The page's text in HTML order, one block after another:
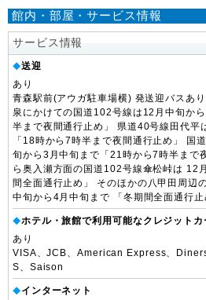
館内・部屋・サービス情報
サービス情報
◆送迎
あり
青森駅前(アウガ駐車場横) 発送迎バスあ
泉にかけての国道102号線は12月中旬か
半まで夜間通行止め」 県道40号線田代平
「18時から7時半まで夜間通行止め」 国
旬から3月中旬まで「21時から7時半まで
ら奥入瀬方面の国道102号線傘松峠は 12
間全面通行止め」 そのほかの八甲田周辺
中旬から4月中旬まで 「冬期間全面通行止
◆ホテル・旅館で利用可能なクレジットカ
あり
VISA、JCB、American Express、
S、Saison
◆インターネット